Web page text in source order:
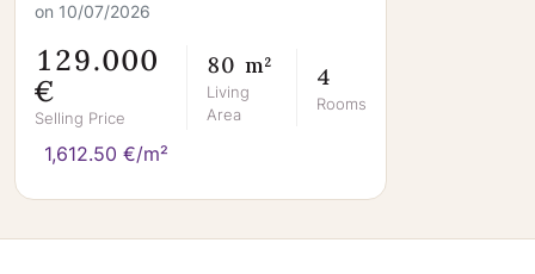
on 10/07/2026
129.000
€
Selling Price
80 m²
Living
Area
4
Rooms
1,612.50 €/m²